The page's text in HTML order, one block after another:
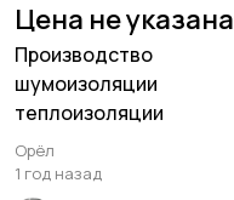
Цена не указана
Производство
шумоизоляции
теплоизоляции
Орёл
1 год назад